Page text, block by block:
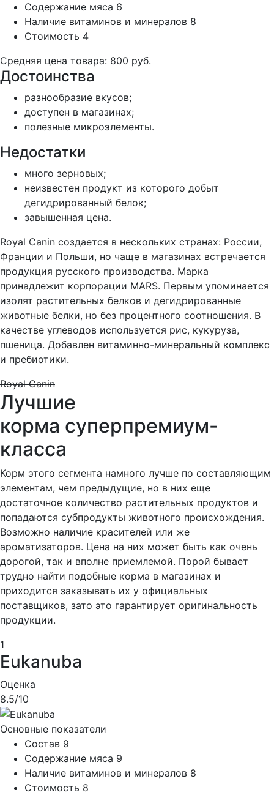
Содержание мяса 6
Наличие витаминов и минералов 8
Стоимость 4
Средняя цена товара: 800 руб.
Достоинства
разнообразие вкусов;
доступен в магазинах;
полезные микроэлементы.
Недостатки
много зерновых;
неизвестен продукт из которого добыт
дегидрированный белок;
завышенная цена.
Royal Canin создается в нескольких странах: России,
Франции и Польши, но чаще в магазинах встречается
продукция русского производства. Марка
принадлежит корпорации MARS. Первым упоминается
изолят растительных белков и дегидрированные
животные белки, но без процентного соотношения. В
качестве углеводов используется рис, кукуруза,
пшеница. Добавлен витаминно-минеральный комплекс
и пребиотики.
Royal Canin
Лучшие
корма суперпремиум-
класса
Корм этого сегмента намного лучше по составляющим
элементам, чем предыдущие, но в них еще
достаточное количество растительных продуктов и
попадаются субпродукты животного происхождения.
Возможно наличие красителей или же
ароматизаторов. Цена на них может быть как очень
дорогой, так и вполне приемлемой. Порой бывает
трудно найти подобные корма в магазинах и
приходится заказывать их у официальных
поставщиков, зато это гарантирует оригинальность
продукции.
1
Eukanuba
Оценка
8.5/10
Основные показатели
Состав 9
Содержание мяса 9
Наличие витаминов и минералов 8
Стоимость 8